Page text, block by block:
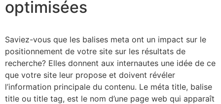
optimisées
Saviez-vous que les balises meta ont un impact sur le
positionnement de votre site sur les résultats de
recherche? Elles donnent aux internautes une idée de ce
que votre site leur propose et doivent révéler
l’information principale du contenu. Le méta title, balise
title ou title tag, est le nom d’une page web qui apparaît